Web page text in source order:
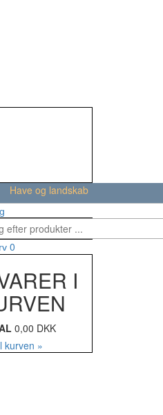
Have og landskab
0
I
0,00 DKK
kurven »